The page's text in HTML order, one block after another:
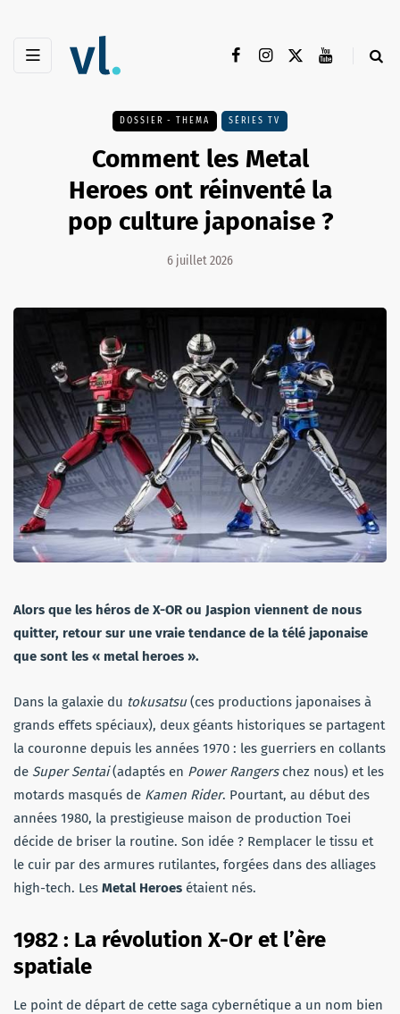
DOSSIER - THEMA SÉRIES TV
Comment les Metal
Heroes ont réinventé la
pop culture japonaise ?
6 juillet 2026
Alors que les héros de X-OR ou Jaspion viennent de nous
quitter, retour sur une vraie tendance de la télé japonaise
que sont les « metal heroes ».
Dans la galaxie du tokusatsu(ces productions japonaises à
grands effets spéciaux), deux géants historiques se partagent
la couronne depuis les années 1970 : les guerriers en collants
de Super Sentai(adaptés en Power Rangerschez nous) et les
motards masqués de Kamen Rider. Pourtant, au début des
années 1980, la prestigieuse maison de production Toei
décide de briser la routine. Son idée ? Remplacer le tissu et
le cuir par des armures rutilantes, forgées dans des alliages
high-tech. Les Metal Heroes étaient nés.
1982 : La révolution X-Or et l’ère
spatiale
Le point de départ de cette saga cybernétique a un nom bien